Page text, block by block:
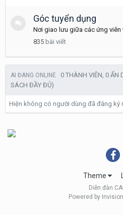
Góc tuyển dụng
Nơi giao lưu giữa các ứng viên
835 bài viết
AI ĐANG ONLINE 0 THÀNH VIÊN, 0 ẨN
SÁCH ĐẦY ĐỦ)
Hiện không có người dùng đã đăng ký
Theme
Diễn đàn
Powered by